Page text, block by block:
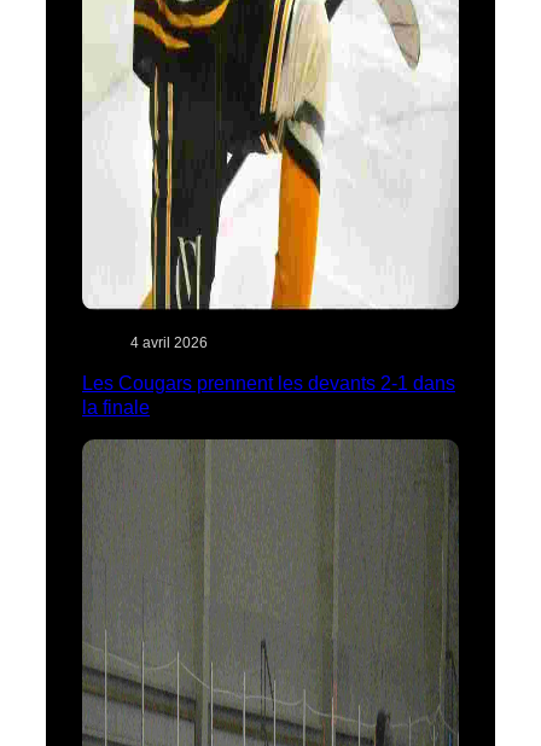
4 avril 2026
Les Cougars prennent les devants 2-1 dans
la finale